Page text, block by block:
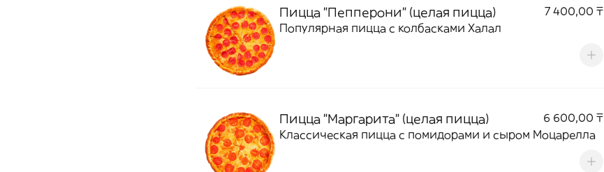
Пицца "Пепперони" (целая пицца)
7 400,00 ₸
Популярная пицца с колбасками Халал
Пицца "Маргарита" (целая пицца)
6 600,00 ₸
Классическая пицца с помидорами и сыром Моцарелла